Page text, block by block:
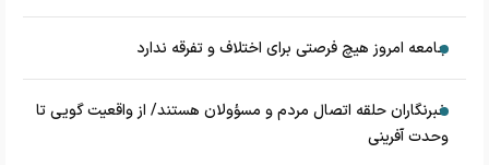
جامعه امروز هیچ فرصتی برای اختلاف و تفرقه ندارد
خبرنگاران حلقه اتصال مردم و مسؤولان هستند/ از واقعیت گویی تا
وحدت آفرینی